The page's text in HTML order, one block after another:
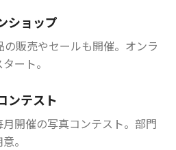
ショップ
販売やセールも開催。オンラ
ート。
ンテスト
開催の写真コンテスト。部門
。